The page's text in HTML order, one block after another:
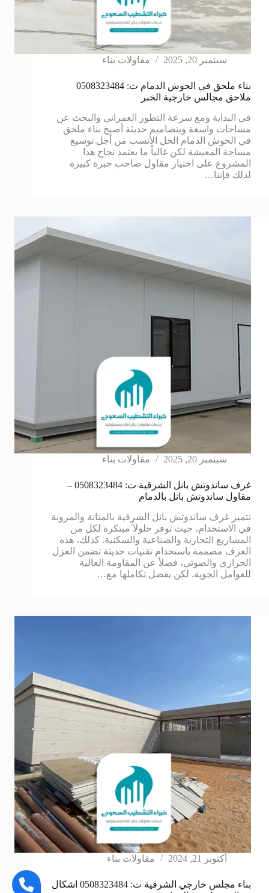
سبتمبر 20, 2025 مقاولات بناء
بناء ملحق في الحوش الدمام ت: 0508323484
ملاحق مجالس خارجية الخبر
في البداية ومع سرعة التطور العمراني والبحث عن
مساحات واسعة وبتصاميم حديثة أصبح بناء ملحق
في الحوش الدمام الحل الأنسب من أجل توسيع
مساحة المعيشة لكن غالباً ما يعتمد نجاح هذا
المشروع على اختيار مقاول صاحب خبرة كبيرة
لذلك فإننا…
سبتمبر 20, 2025 مقاولات بناء
غرف ساندوتش بانل الشرقية ت: 0508323484 –
مقاول ساندوتش بانل بالدمام
تتميز غرف ساندوتش بانل الشرقية بالمتانة والمرونة
في الاستخدام، حيث توفر حلولاً مبتكرة لكل من
المشاريع التجارية والصناعية والسكنية. كذلك، هذه
الغرف مصممة باستخدام تقنيات حديثة تضمن العزل
الحراري والصوتي، فضلاً عن المقاومة العالية
للعوامل الجوية. لكن بفضل تكاملها مع…
أكتوبر 21, 2024 مقاولات بناء
بناء مجلس خارجي الشرقية ت: 0508323484 اشكال